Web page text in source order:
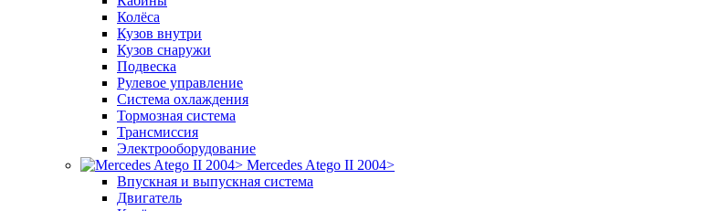
Колёса
Кузов внутри
Кузов снаружи
Подвеска
Рулевое управление
Система охлаждения
Тормозная система
Трансмиссия
Электрооборудование
Mercedes Atego II 2004>
Впускная и выпускная система
Двигатель